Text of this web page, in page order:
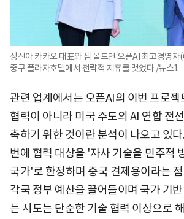
정신아 카카오 대표와 샘 올트먼 오픈AI 최고경영자
중구 플라자호텔에서 전략적 제휴를 맺었다./뉴스1
관련 업계에서는 오픈AI의 이번 프로
협력이 아니라 미국 주도의 AI 연합 전
축하기 위한 것이란 분석이 나오고 있다
번에 협력 대상을 '자사 기술을 민주적
국가'로 한정하며 중국 견제용이라는
각국 정부 예산을 끌어들이며 국가 기
는 시도는 단순한 기술 협력 이상으로